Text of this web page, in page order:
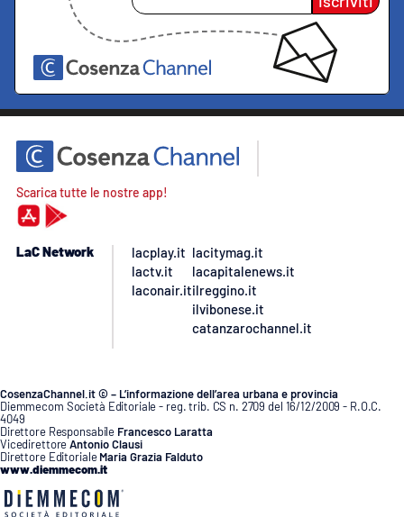
Scarica tutte le nostre app!
LaC Network
lacplay.it
lactv.it
laconair.it
lacitymag.it
lacapitalenews.it
ilreggino.it
ilvibonese.it
catanzarochannel.it
CosenzaChannel.it © – L’informazione dell’area urbana e provincia
Diemmecom Società Editoriale - reg. trib. CS n. 2709 del 16/12/2009 - R.O.C.
4049
Direttore Responsabile Francesco Laratta
VicedirettoreAntonio Clausi
Direttore Editoriale Maria Grazia Falduto
www.diemmecom.it